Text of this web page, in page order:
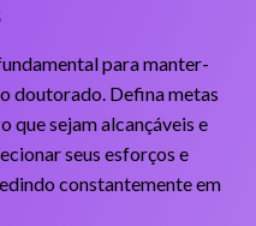
para manter-
doutorado. Defina metas
que sejam alcançáveis e
seus esforços e
constantemente em